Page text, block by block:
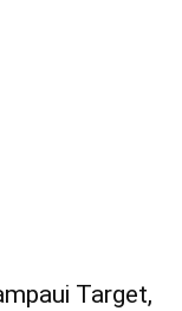
Target,